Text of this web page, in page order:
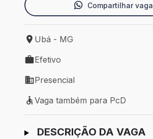
Compartilhar vaga
Local de trabalho: Ubá - MG
Ubá - MG
Tipo de vaga: Efetivo
Efetivo
Modelo de trabalho: Presencial
Presencial
Vaga também para PcD
Vaga também para PcD
Ir para candidatura
DESCRIÇÃO DA VAGA